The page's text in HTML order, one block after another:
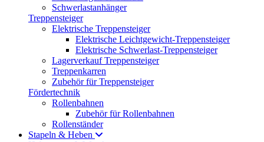
Schwerlastanhänger
Treppensteiger
Elektrische Treppensteiger
Elektrische Leichtgewicht-Treppensteiger
Elektrische Schwerlast-Treppensteiger
Lagerverkauf Treppensteiger
Treppenkarren
Zubehör für Treppensteiger
Fördertechnik
Rollenbahnen
Zubehör für Rollenbahnen
Rollenständer
Stapeln & Heben